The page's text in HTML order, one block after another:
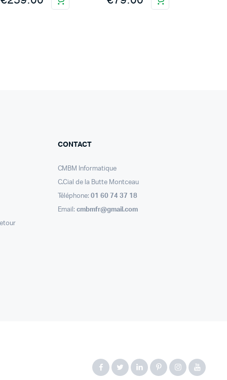
CONTACT
CMBM Informatique
C.Cial de la Butte Montceau
Téléphone:01 60 74 37 18
Email:cmbmfr@gmail.com